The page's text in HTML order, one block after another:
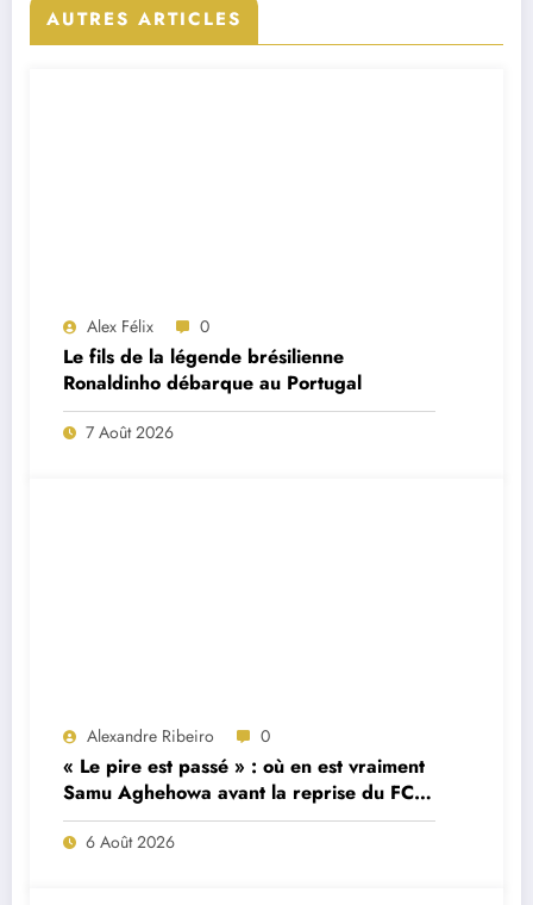
AUTRES ARTICLES
Alex Félix 0
Le fils de la légende brésilienne
Ronaldinho débarque au Portugal
7 Août 2026
Alexandre Ribeiro 0
« Le pire est passé » : où en est vraiment
Samu Aghehowa avant la reprise du FC
Porto ?
6 Août 2026